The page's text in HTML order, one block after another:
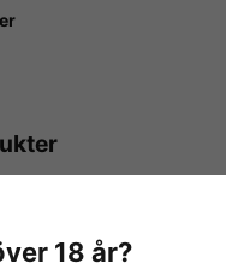
och deras aromer samt
stolta över att vara
kunder några av de
godaste koncentraten
18 år?